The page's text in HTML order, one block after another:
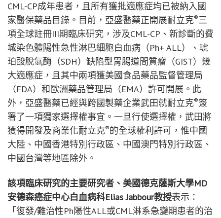
CML-CP成年患者，且所有獲批適應症均已被納入國
家醫保藥品目錄。目前，亞盛醫藥正開展耐立克®三
項全球註冊III期臨床研究，涉及CML-CP、新診斷的費
城染色體陽性急性淋巴細胞白血病（Ph+ ALL）、琥
珀酸脫氫酶（SDH）缺陷型胃腸道間質瘤（GIST）幾
大適應症，且其中兩項獲美國食品藥品監督管理局
（FDA）和歐洲藥品管理局（EMA）許可開展。此
外，亞盛醫藥已經與跨國製藥企業武田就耐立克®簽
署了一項獨家選擇權事宜。一旦行使選擇權，武田將
獲得開發及商業化耐立克®的全球權利許可，惟中國
大陸、中國香港特別行政區、中國澳門特別行政區、
中國台灣等地區除外。
該項臨床研究的主要研究者、美國德克薩斯大學MD
安德森癌症中心白血病科Elias Jabbour教授表示：
「復發/難治性Ph陽性ALL或CML淋系急變期患者的治